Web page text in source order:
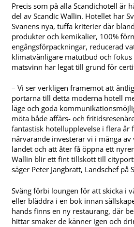
Precis som på alla Scandichotell är
del av Scandic Wallin. Hotellet har
Svanens nya, tuffa kriterier där
produkter och kemikalier, 100%
engångsförpackningar, reducerad
klimatvänligare matutbud och
matsvinn har legat till grund för
– Vi ser verkligen framemot att
portarna till detta moderna hotell
läge och goda
möta både affärs- och
fantastisk hotellupplevelse i flera år
närvarande investerar vi i många
landet och att åter få öppna ett
Wallin blir ett fint tillskott till
säger Peter Jangbratt, Landschef på
Sväng förbi loungen för att skicka i
eller bläddra i en bok innan
hands finns en ny restaurang, där
hittar smaker de känner igen och